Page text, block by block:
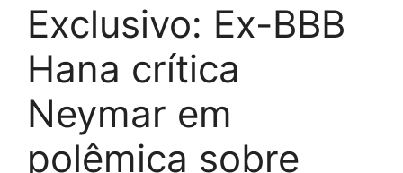
Exclusivo: Ex-BBB
Hana crítica
Neymar em
polêmica sobre